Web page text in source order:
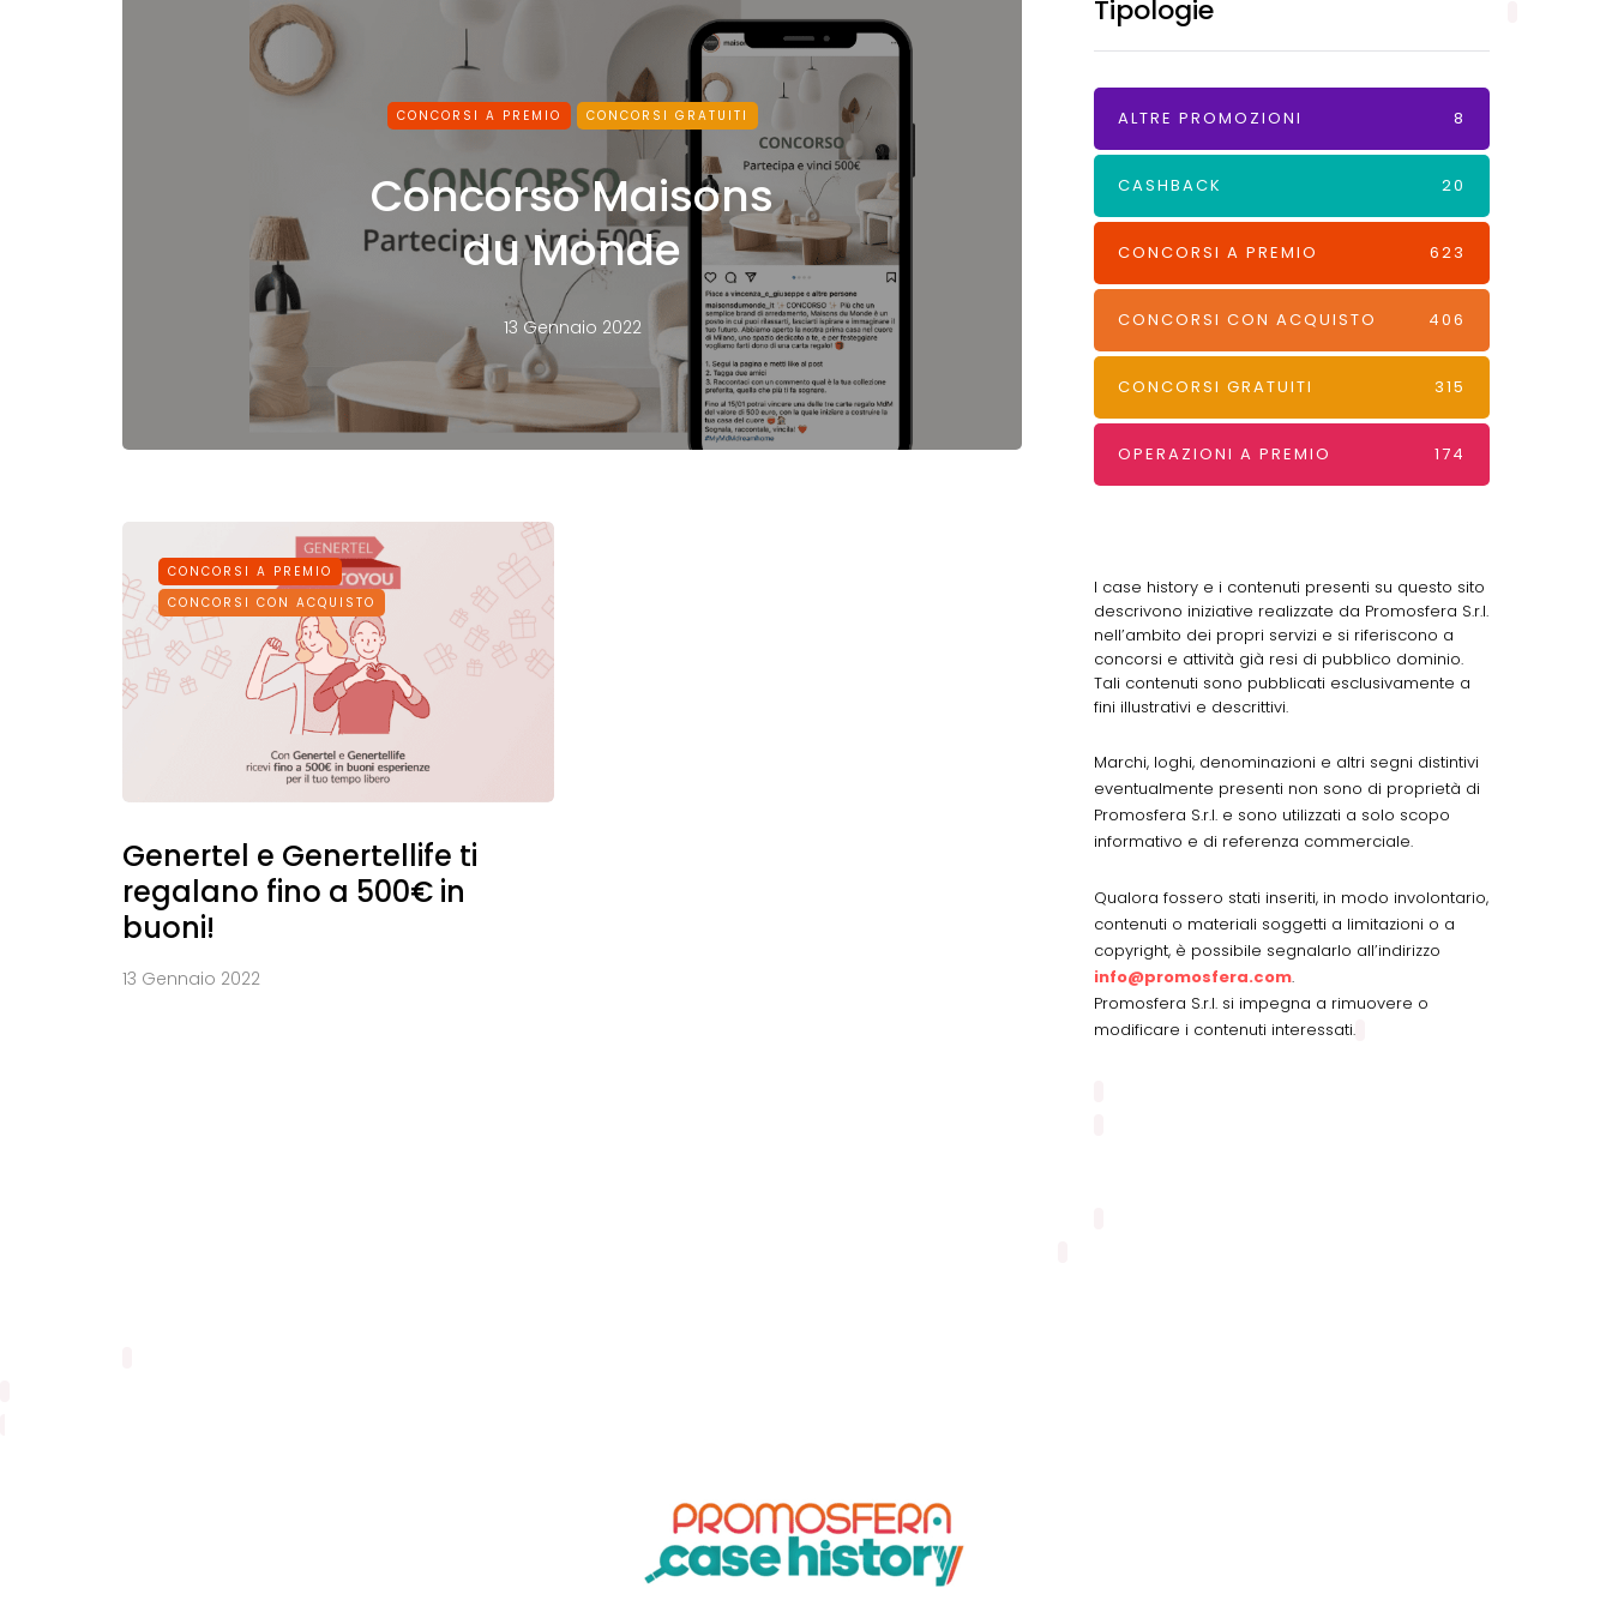
CONCORSI A PREMIO CONCORSI GRATUITI
Concorso Maisons
du Monde
13 Gennaio 2022
CONCORSI A PREMIO
CONCORSI CON ACQUISTO
Genertel e Genertellife ti
regalano fino a 500€ in
buoni!
13 Gennaio 2022
Tipologie
ALTRE PROMOZIONI 8
CASHBACK 20
CONCORSI A PREMIO 623
CONCORSI CON ACQUISTO 406
CONCORSI GRATUITI 315
OPERAZIONI A PREMIO 174
I case history e i contenuti presenti su questo sito
descrivono iniziative realizzate da Promosfera S.r.l.
nell’ambito dei propri servizi e si riferiscono a
concorsi e attività già resi di pubblico dominio.
Tali contenuti sono pubblicati esclusivamente a
fini illustrativi e descrittivi.
Marchi, loghi, denominazioni e altri segni distintivi
eventualmente presenti non sono di proprietà di
Promosfera S.r.l. e sono utilizzati a solo scopo
informativo e di referenza commerciale.
Qualora fossero stati inseriti, in modo involontario,
contenuti o materiali soggetti a limitazioni o a
copyright, è possibile segnalarlo all’indirizzo
info@promosfera.com.
Promosfera S.r.l. si impegna a rimuovere o
modificare i contenuti interessati.